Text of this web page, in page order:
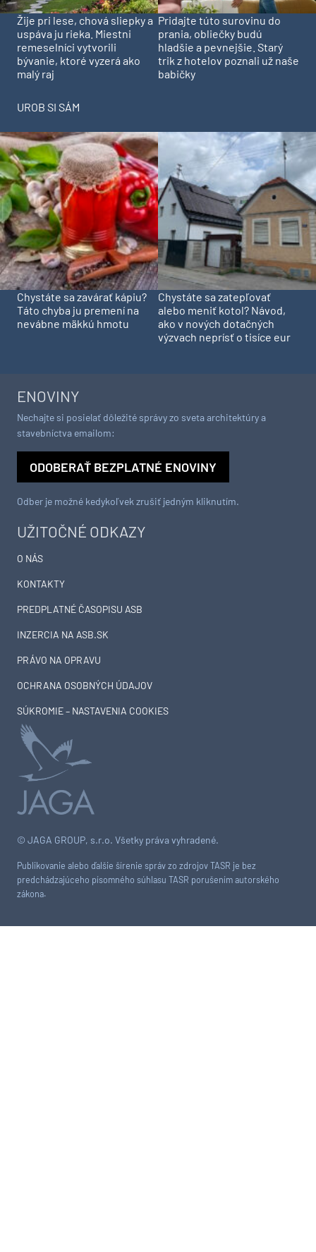
Žije pri lese, chová sliepky a
uspáva ju rieka. Miestni
remeselníci vytvorili
bývanie, ktoré vyzerá ako
malý raj
Pridajte túto surovinu do
prania, obliečky budú
hladšie a pevnejšie. Starý
trik z hotelov poznali už naše
babičky
UROB SI SÁM
Chystáte sa zavárať kápiu?
Táto chyba ju premení na
nevábne mäkkú hmotu
Chystáte sa zatepľovať
alebo meniť kotol? Návod,
ako v nových dotačných
výzvach neprísť o tisíce eur
© JAGA GROUP, s.r.o. Všetky práva vyhradené.
Publikovanie alebo ďalšie šírenie správ zo zdrojov TASR je bez
predchádzajúceho písomného súhlasu TASR porušením autorského
zákona.
UŽITOČNÉ ODKAZY
O NÁS
KONTAKTY
PREDPLATNÉ ČASOPISU ASB
INZERCIA NA ASB.SK
PRÁVO NA OPRAVU
OCHRANA OSOBNÝCH ÚDAJOV
SÚKROMIE – NASTAVENIA COOKIES
ENOVINY
Nechajte si posielať dôležité správy zo sveta architektúry a
stavebníctva emailom:
ODOBERAŤ BEZPLATNÉ ENOVINY
Odber je možné kedykoľvek zrušiť jedným kliknutím.